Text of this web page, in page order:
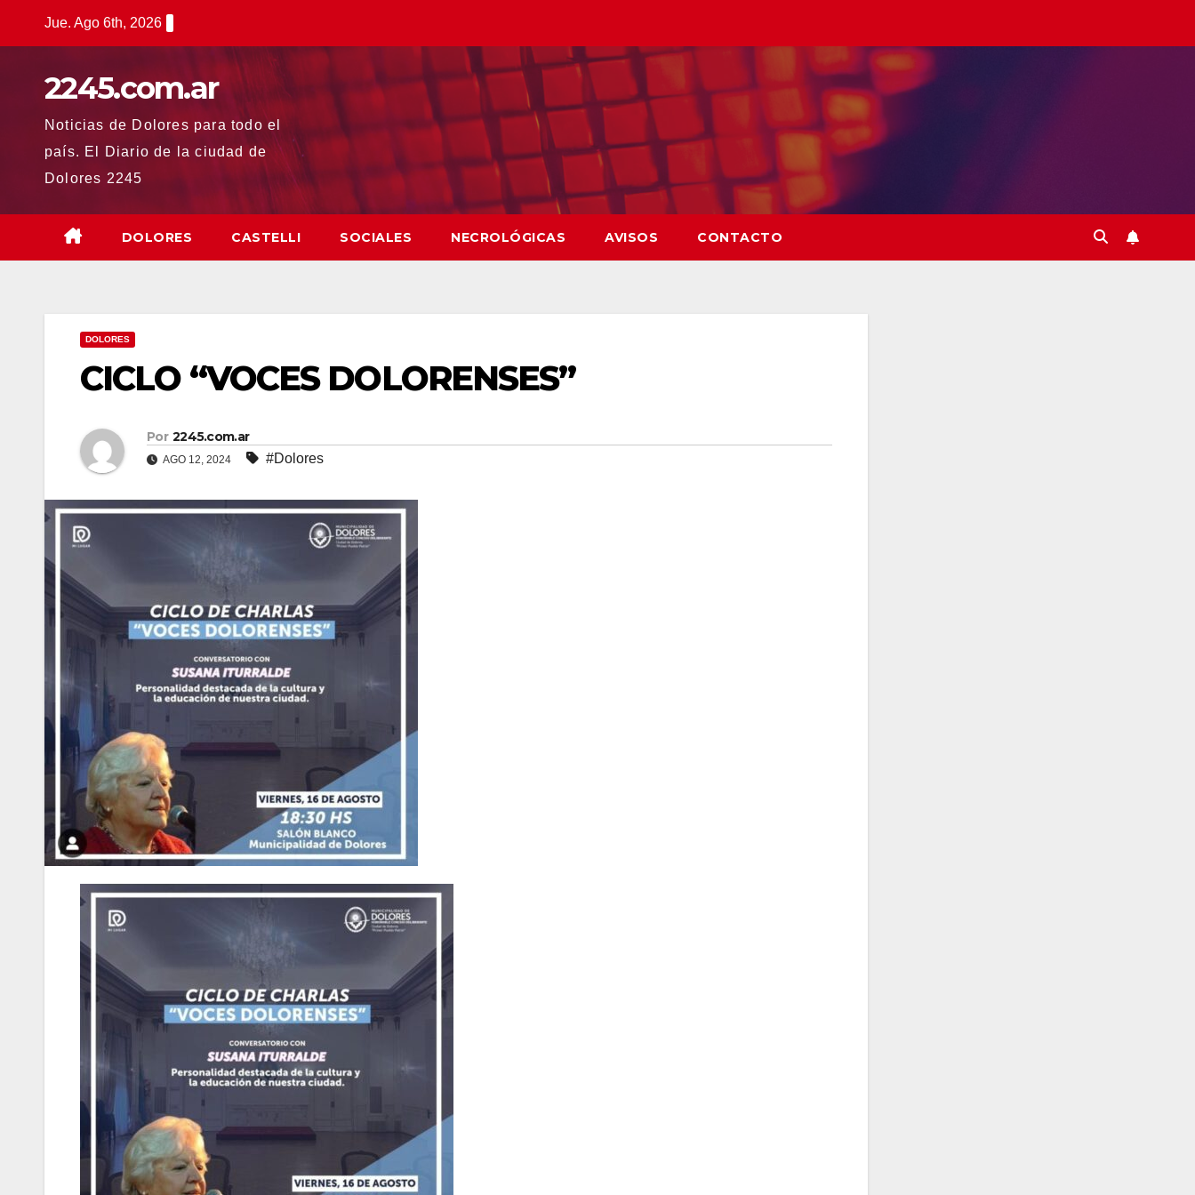
Jue. Ago 6th, 2026
2245.com.ar
Noticias de Dolores para todo el
país. El Diario de la ciudad de
Dolores 2245
DOLORES CASTELLI SOCIALES NECROLÓGICAS AVISOS CONTACTO
DOLORES
CICLO “VOCES DOLORENSES”
Por 2245.com.ar
AGO 12, 2024 #Dolores